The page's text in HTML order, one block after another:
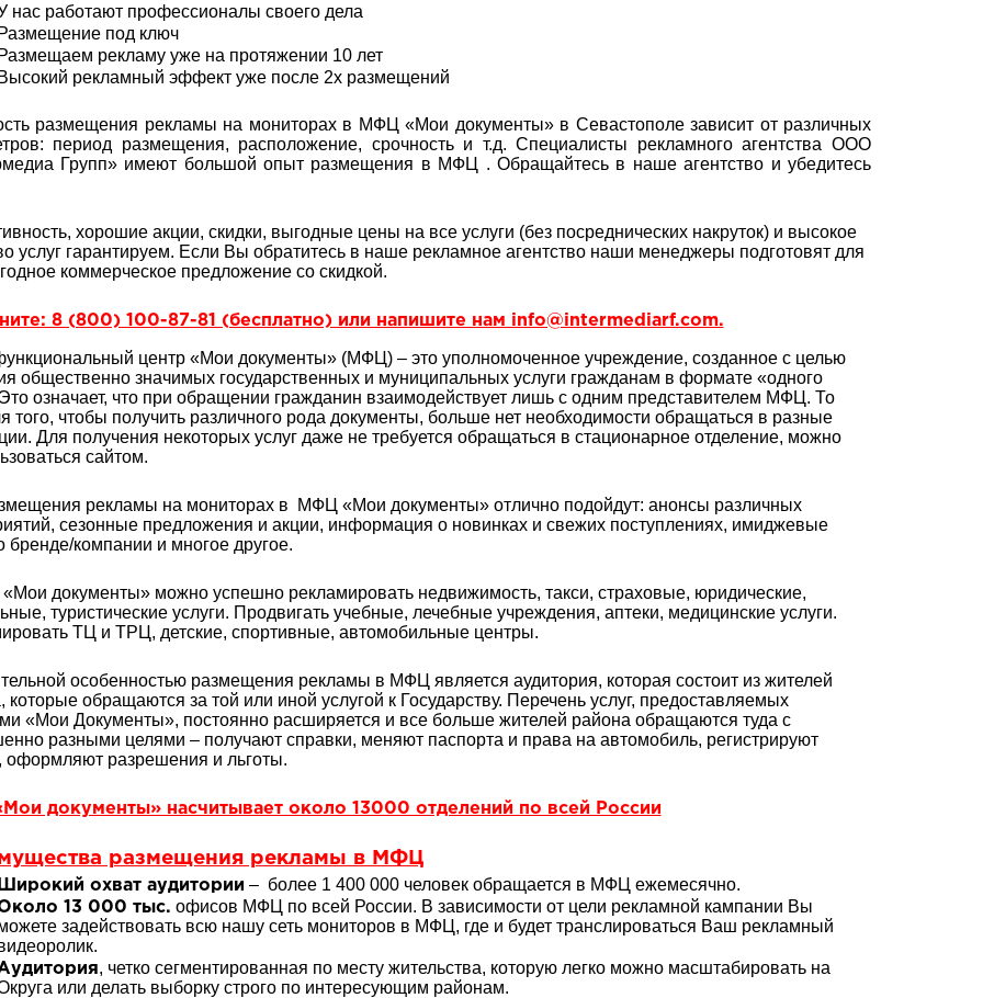
нас работают профессионалы своего дела
под ключ
рекламу уже на протяжении 10 лет
рекламный эффект уже после 2х размещений
размещения рекламы на мониторах в МФЦ «Мои документы» в Севастополе зависит от различных
период размещения, расположение, срочность и т.д. Специалисты рекламного агентства ООО
Групп» имеют большой опыт размещения в МФЦ . Обращайтесь в наше агентство и убедитесь
хорошие акции, скидки, выгодные цены на все услуги (без посреднических накруток) и высокое
услуг гарантируем. Если Вы обратитесь в наше рекламное агентство наши менеджеры подготовят для
коммерческое предложение со скидкой.
8 (800) 100-87-81 (бесплатно) или напишите нам info@intermediarf.com.
центр «Мои документы» (МФЦ) – это уполномоченное учреждение, созданное с целью
общественно значимых государственных и муниципальных услуги гражданам в формате «одного
означает, что при обращении гражданин взаимодействует лишь с одним представителем МФЦ. То
того, чтобы получить различного рода документы, больше нет необходимости обращаться в разные
Для получения некоторых услуг даже не требуется обращаться в стационарное отделение, можно
сайтом.
рекламы на мониторах в МФЦ «Мои документы» отлично подойдут: анонсы различных
сезонные предложения и акции, информация о новинках и свежих поступлениях, имиджевые
бренде/компании и многое другое.
документы» можно успешно рекламировать недвижимость, такси, страховые, юридические,
туристические услуги. Продвигать учебные, лечебные учреждения, аптеки, медицинские услуги.
ТЦ и ТРЦ, детские, спортивные, автомобильные центры.
особенностью размещения рекламы в МФЦ является аудитория, которая состоит из жителей
которые обращаются за той или иной услугой к Государству. Перечень услуг, предоставляемых
«Мои Документы», постоянно расширяется и все больше жителей района обращаются туда с
разными целями – получают справки, меняют паспорта и права на автомобиль, регистрируют
оформляют разрешения и льготы.
документы» насчитывает около 13000 отделений по всей России
размещения рекламы в МФЦ
охват аудитории – более 1 400 000 человек обращается в МФЦ ежемесячно.
13 000 тыс. офисов МФЦ по всей России. В зависимости от цели рекламной кампании Вы
задействовать всю нашу сеть мониторов в МФЦ, где и будет транслироваться Ваш рекламный
, четко сегментированная по месту жительства, которую легко можно масштабировать на
или делать выборку строго по интересующим районам.